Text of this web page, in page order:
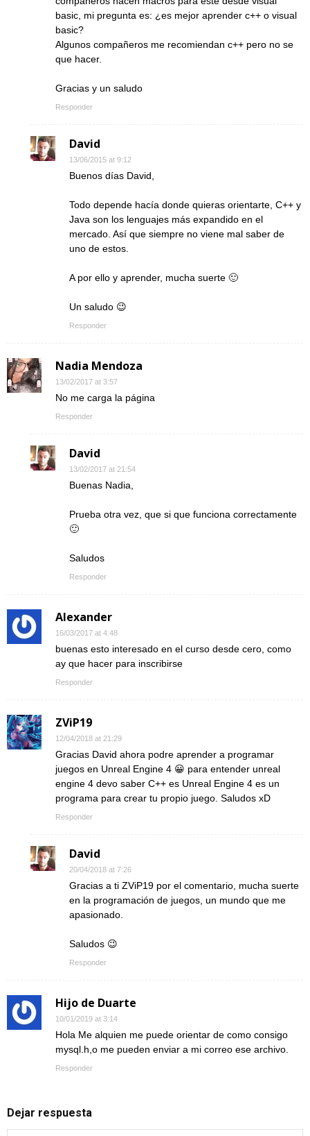
basic, mi pregunta es: ¿es mejor aprender c++ o visual
basic?
Algunos compañeros me recomiendan c++ pero no se
que hacer.
Gracias y un saludo
Responder
David
13/06/2015 at 9:12
Buenos días David,
Todo depende hacía donde quieras orientarte, C++ y
Java son los lenguajes más expandido en el
mercado. Así que siempre no viene mal saber de
uno de estos.
A por ello y aprender, mucha suerte 🙂
Un saludo 😉
Responder
Nadia Mendoza
13/02/2017 at 3:57
No me carga la página
Responder
David
13/02/2017 at 21:54
Buenas Nadia,
Prueba otra vez, que si que funciona correctamente
🙂
Saludos
Responder
Alexander
16/03/2017 at 4:48
buenas esto interesado en el curso desde cero, como
ay que hacer para inscribirse
Responder
ZViP19
12/04/2018 at 21:29
Gracias David ahora podre aprender a programar
juegos en Unreal Engine 4 😀 para entender unreal
engine 4 devo saber C++ es Unreal Engine 4 es un
programa para crear tu propio juego. Saludos xD
Responder
David
20/04/2018 at 7:26
Gracias a ti ZViP19 por el comentario, mucha suerte
en la programación de juegos, un mundo que me
apasionado.
Saludos 😉
Responder
Hijo de Duarte
10/01/2019 at 3:14
Hola Me alquien me puede orientar de como consigo
mysql.h,o me pueden enviar a mi correo ese archivo.
Responder
Dejar respuesta